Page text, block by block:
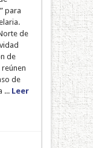
para
de
de
de
... Leer